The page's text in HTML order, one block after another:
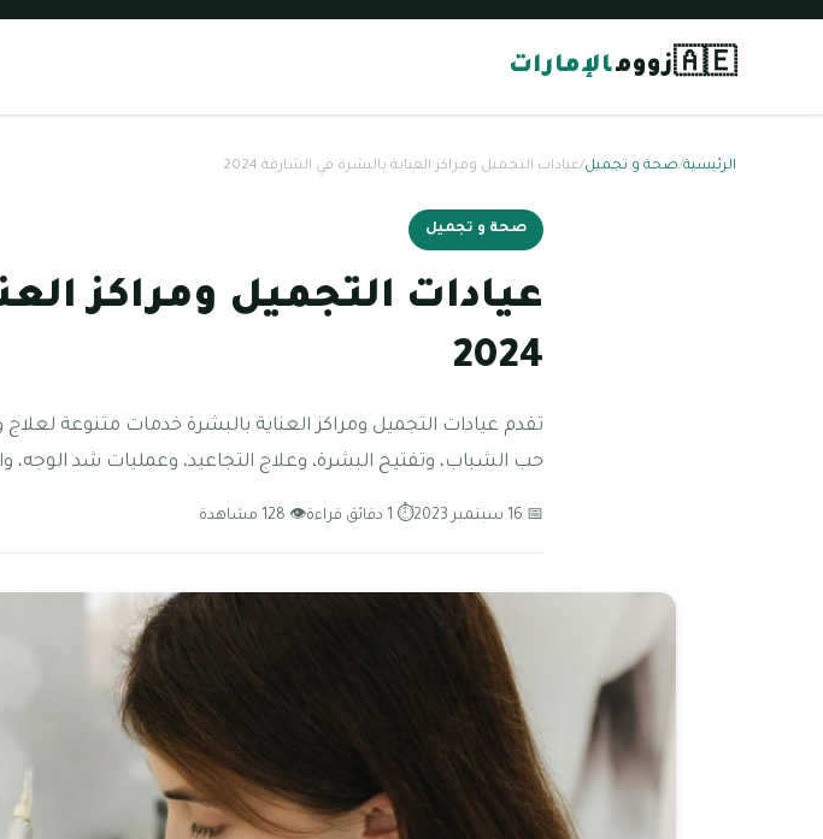
🇦🇪زوومالإمارات
الرئيسية/صحة و تجميل/عيادات التجميل ومراكز العناية بالبشرة في الشارقة 2024
صحة و تجميل
عيادات التجميل ومراكز
2024
تقدم عيادات التجميل ومراكز العناية بالبشرة خدمات متنوعة
حب الشباب، وتفتيح البشرة، وعلاج التجاعيد، وعمليات شد الوجه،
📅 16 سبتمبر 2023 ⏱ 1 دقائق قراءة 👁 128 مشاهدة